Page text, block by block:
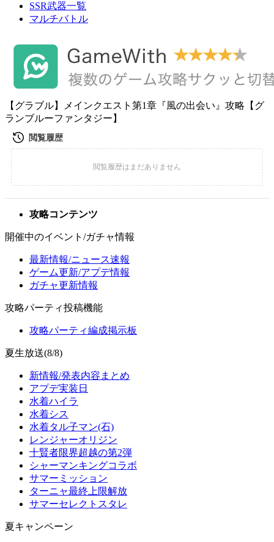
SSR武器一覧
マルチバトル
【グラブル】メインクエスト第1章『風の出会い』攻略【グ
ランブルーファンタジー】
攻略コンテンツ
開催中のイベント/ガチャ情報
最新情報/ニュース速報
ゲーム更新/アプデ情報
ガチャ更新情報
攻略パーティ投稿機能
攻略パーティ編成掲示板
夏生放送(8/8)
新情報/発表内容まとめ
アプデ実装日
水着ハイラ
水着シス
水着タル子マン(石)
レンジャーオリジン
十賢者限界超越の第2弾
シャーマンキングコラボ
サマーミッション
ターニャ最終上限解放
サマーセレクトスタレ
夏キャンペーン